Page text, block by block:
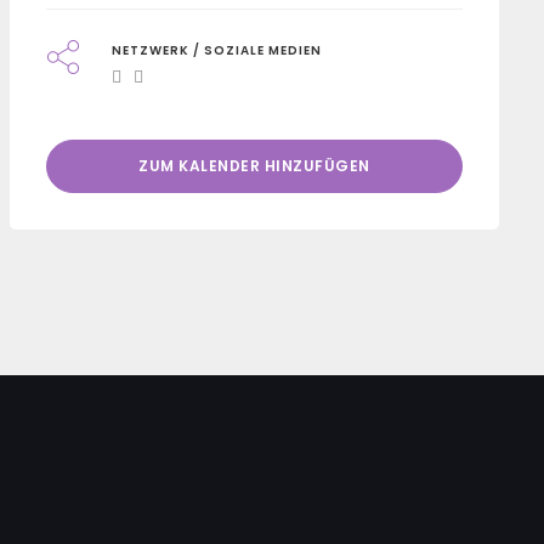
NETZWERK / SOZIALE MEDIEN
ZUM KALENDER HINZUFÜGEN